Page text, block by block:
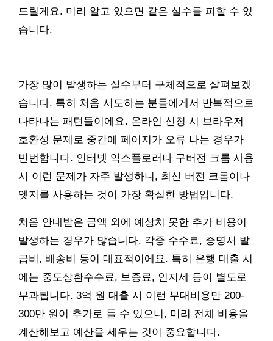
드릴게요. 미리 알고 있으면 같은 실수를 피할 수 있
습니다.
가장 많이 발생하는 실수부터 구체적으로 살펴보겠
습니다. 특히 처음 시도하는 분들에게서 반복적으로
나타나는 패턴들이에요. 온라인 신청 시 브라우저
호환성 문제로 중간에 페이지가 오류 나는 경우가
빈번합니다. 인터넷 익스플로러나 구버전 크롬 사용
시 이런 문제가 자주 발생하니, 최신 버전 크롬이나
엣지를 사용하는 것이 가장 확실한 방법입니다.
처음 안내받은 금액 외에 예상치 못한 추가 비용이
발생하는 경우가 많습니다. 각종 수수료, 증명서 발
급비, 배송비 등이 대표적이에요. 특히 은행 대출 시
에는 중도상환수수료, 보증료, 인지세 등이 별도로
부과됩니다. 3억 원 대출 시 이런 부대비용만 200-
300만 원이 추가로 들 수 있으니, 미리 전체 비용을
계산해보고 예산을 세우는 것이 중요합니다.